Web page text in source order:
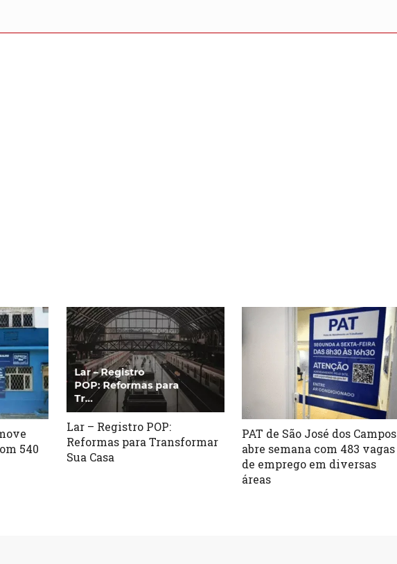
540
Lar – Registro POP:
Reformas para Transformar
Sua Casa
PAT de São José dos Campos
abre semana com 483 vagas
de emprego em diversas
áreas